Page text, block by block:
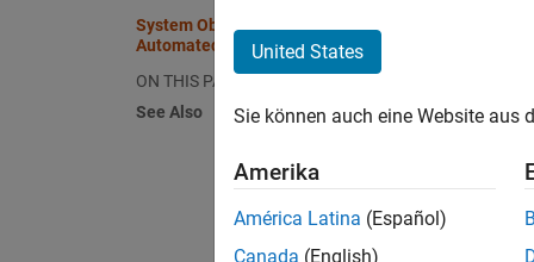
System Objects Supported for
Automated Fixed-Point Conversion
ON THIS PAGE
See Also
United States
Sie können auch eine Website aus
Amerika
América Latina (Español)
Canada (English)